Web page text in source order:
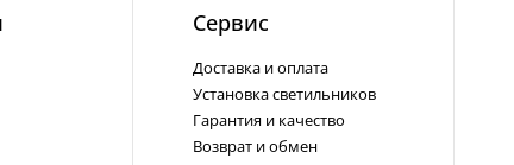
Cервис
Доставка и оплата
Установка светильников
Гарантия и качество
Возврат и обмен